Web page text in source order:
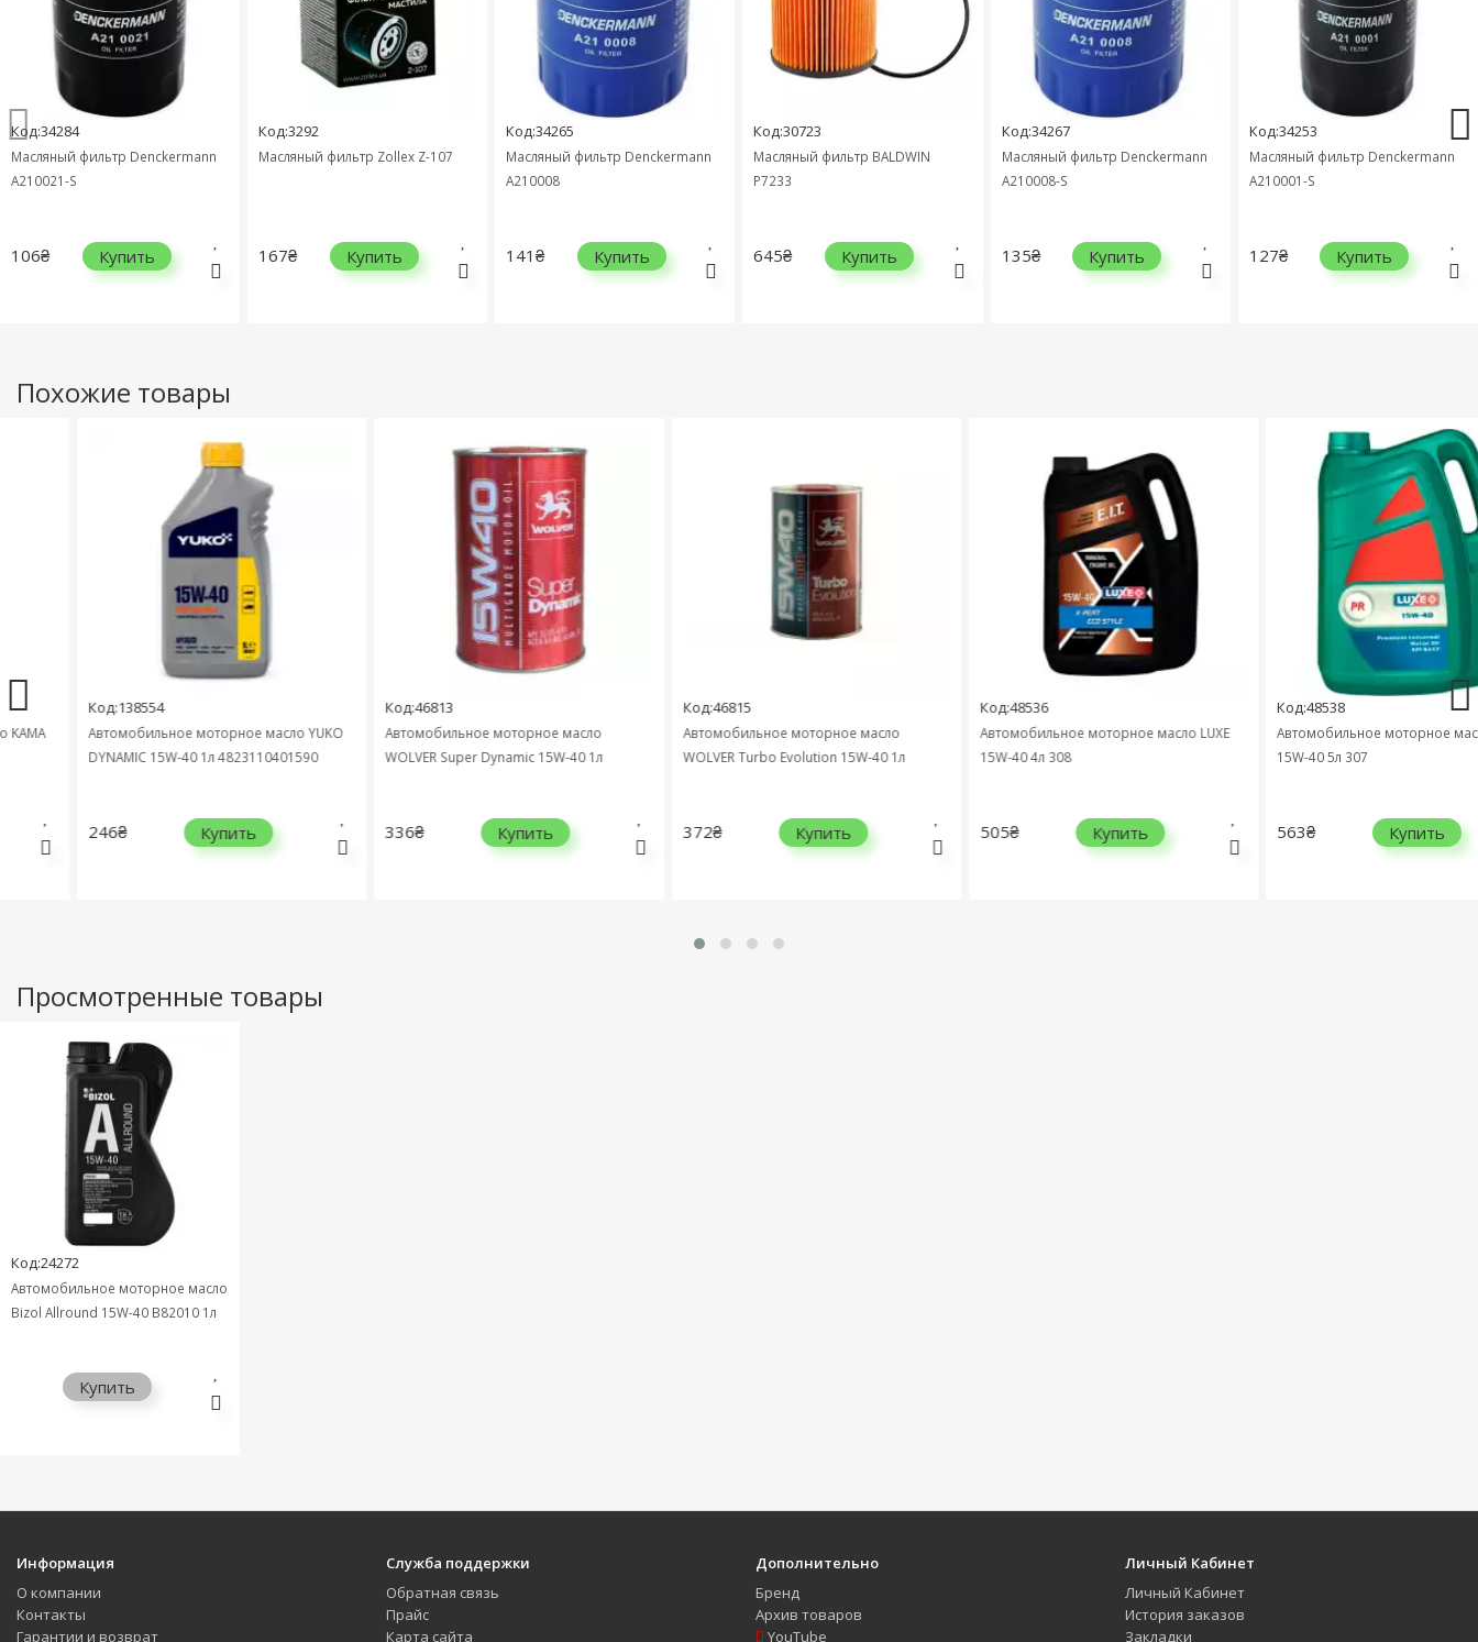
Код:34284
Масляный фильтр Denckermann
A210021-S
106₴ Купить
Код:3292
Масляный фильтр Zollex Z-107
167₴ Купить
Код:34265
Масляный фильтр Denckermann
A210008
141₴ Купить
Код:30723
Масляный фильтр BALDWIN
P7233
645₴ Купить
Код:34267
Масляный фильтр Denckermann
A210008-S
135₴ Купить
Код:34253
Масляный фильтр Denckermann
A210001-S
127₴ Купить
Похожие товары
Код:138554
Автомобильное моторное масло YUKO
DYNAMIC 15W-40 1л 4823110401590
Купить
Код:46813
Автомобильное моторное масло
WOLVER Super Dynamic 15W-40 1л
336₴ Купить
Код:46815
Автомобильное моторное масло
WOLVER Turbo Evolution 15W-40 1л
372₴ Купить
Код:48536
Автомобильное моторное масло LUXE
15W-40 4л 308
Купить
Код:48538
Автомобильное моторное масло
15W-40 5л 307
Купить
Просмотренные товары
Код:24272
Автомобильное моторное масло
Bizol Allround 15W-40 B82010 1л
Купить
Информация
О компании
Контакты
Гарантии и возврат
Служба поддержки
Обратная связь
Прайс
Карта сайта
Дополнительно
Бренд
Архив товаров
YouTube
Личный Кабинет
Личный Кабинет
История заказов
Закладки